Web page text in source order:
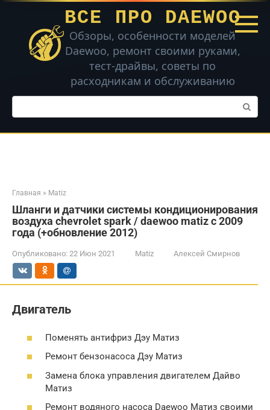
Перейти
контенту
ВСЕ ПРО DAEWOO
Обзоры, особенности моделей
Daewoo, ремонт своими руками,
тест-драйвы, советы по
расходникам и обслуживанию
Поиск:
Главная » Matiz
Шланги и датчики системы кондиционирования
воздуха chevrolet spark / daewoo matiz с 2009
года (+обновление 2012)
Опубликовано: 22 Июн 2021 Matiz Алексей Смирнов
Двигатель
Поменять антифриз Дэу Матиз
Ремонт бензонасоса Дэу Матиз
Замена блока управления двигателем Дайво
Матиз
Ремонт водяного насоса Daewoo Матиз своими